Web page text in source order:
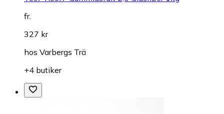
fr.
327 kr
hos Varbergs Trä
+4 butiker